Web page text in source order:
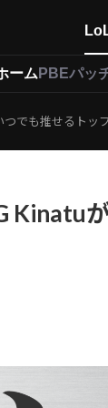
ーム PBEパッ
つでも推せるトッ
Kinatu